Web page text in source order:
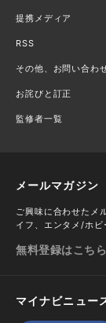
提携メディア
RSS
その他、お問い合わ
お詫びと訂正
監修者一覧
メールマガジン
ご興味に合わせたメ
イフ、エンタメ/ホビ
無料登録はこちら
マイナビニュー